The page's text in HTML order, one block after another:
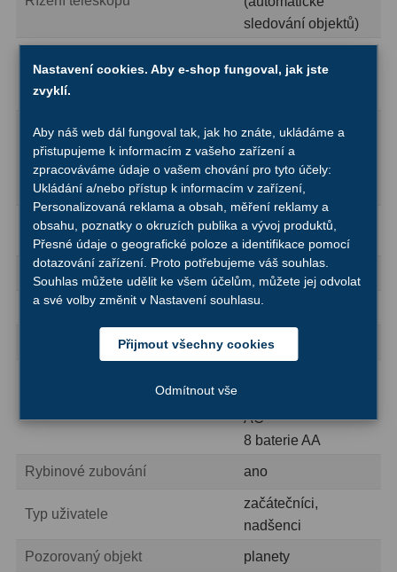
Planetární kamery19
T-kroužky16
Adaptéry projekční11
Adaptéry T239
Adaptéry M4833
Filtry L-RGB7
Rovnače a reduktory
Pointace7
sledování objektů)
Montáž
se servopohonem
Další vlastnosti
diagonální hranol:
90°, 1,25″
rybinové zubování:
vidlicový typ
Sledovací rychlost
1x siderická až
5,5°/s v 9 krocích
Automatické sledování objektů
Ruční ovladač AudioStar
Objekty v databázi více než 30 000
AC
8 baterie AA
Rybinové zubování ano
Typ uživatele
začátečníci,
nadšenci
Pozorovaný objekt planety
Nastavení cookies. Aby e-shop fungoval, jak jste
zvyklí.
Aby náš web dál fungoval tak, jak ho znáte, ukládáme a
přistupujeme k informacím z vašeho zařízení a
zpracováváme údaje o vašem chování pro tyto účely:
Ukládání a/nebo přístup k informacím v zařízení,
Personalizovaná reklama a obsah, měření reklamy a
obsahu, poznatky o okruzích publika a vývoj produktů,
Přesné údaje o geografické poloze a identifikace pomocí
dotazování zařízení. Proto potřebujeme váš souhlas.
Souhlas můžete udělit ke všem účelům, můžete jej odvolat
a své volby změnit v Nastavení souhlasu.
Přijmout všechny cookies
Odmítnout vše